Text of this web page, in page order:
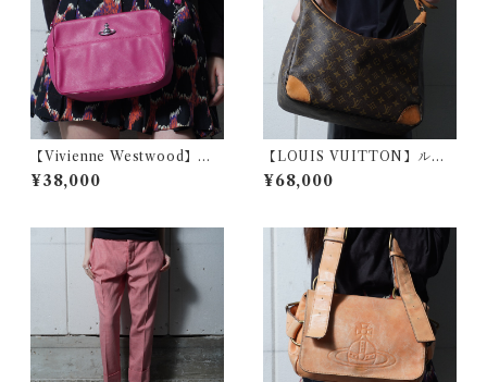
【Vivienne Westwood】ヴ
ィヴィアンウエストウッド オ
ーブロゴ レザースクエアショ
¥38,000
【LOUIS VUITTON】ルイ
ヴィトン ブローニュGM モノ
グラムレザーショルダーバッ
¥68,000